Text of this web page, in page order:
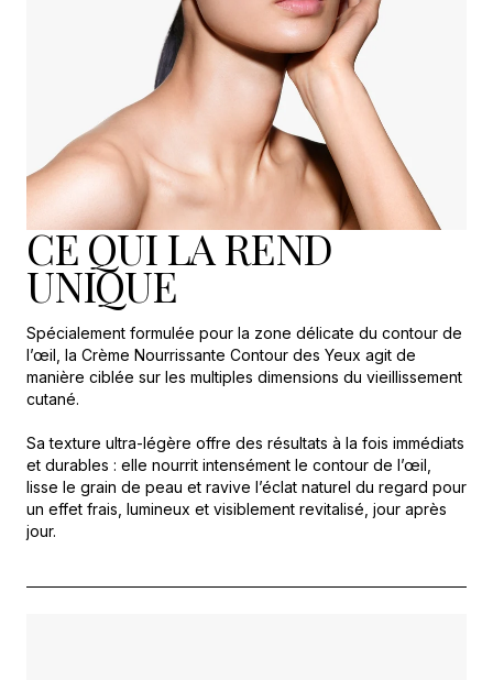
CE QUI LA REND
UNIQUE
Spécialement formulée pour la zone délicate du contour de
l’œil, la Crème Nourrissante Contour des Yeux agit de
manière ciblée sur les multiples dimensions du vieillissement
cutané.
Sa texture ultra-légère offre des résultats à la fois immédiats
et durables : elle nourrit intensément le contour de l’œil,
lisse le grain de peau et ravive l’éclat naturel du regard pour
un effet frais, lumineux et visiblement revitalisé, jour après
jour.